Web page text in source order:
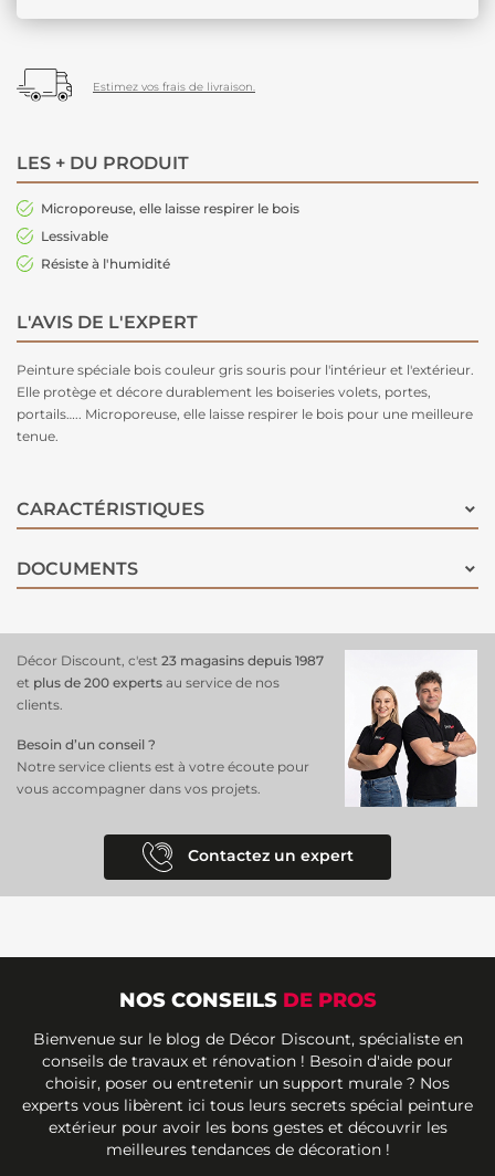
Estimez vos frais de livraison.
LES + DU PRODUIT
Microporeuse, elle laisse respirer le bois
Lessivable
Résiste à l'humidité
L'AVIS DE L'EXPERT
Peinture spéciale bois couleur gris souris pour l'intérieur et l'extérieur.
Elle protège et décore durablement les boiseries volets, portes,
portails….. Microporeuse, elle laisse respirer le bois pour une meilleure
tenue.
CARACTÉRISTIQUES
DOCUMENTS
Décor Discount, c'est 23 magasins depuis 1987
et plus de 200 experts au service de nos
clients.
Besoin d’un conseil ?
Notre service clients est à votre écoute pour
vous accompagner dans vos projets.
Contactez un expert
NOS CONSEILS DE PROS
Bienvenue sur le blog de Décor Discount, spécialiste en
conseils de travaux et rénovation ! Besoin d'aide pour
choisir, poser ou entretenir un support murale ? Nos
experts vous libèrent ici tous leurs secrets spécial peinture
extérieur pour avoir les bons gestes et découvrir les
meilleures tendances de décoration !